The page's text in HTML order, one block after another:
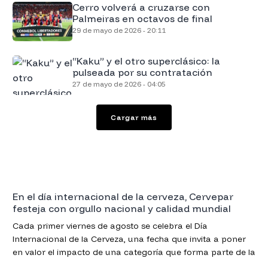
Cerro volverá a cruzarse con
Palmeiras en octavos de final
29 de mayo de 2026 - 20:11
“Kaku” y el otro superclásico: la
pulseada por su contratación
27 de mayo de 2026 - 04:05
Cargar más
En el día internacional de la cerveza, Cervepar
festeja con orgullo nacional y calidad mundial
Cada primer viernes de agosto se celebra el Día
Internacional de la Cerveza, una fecha que invita a poner
en valor el impacto de una categoría que forma parte de la